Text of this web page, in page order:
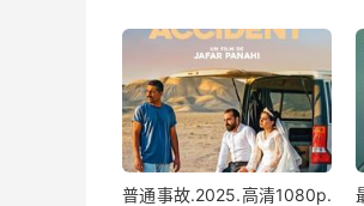
普通事故.2025.高清1080p.